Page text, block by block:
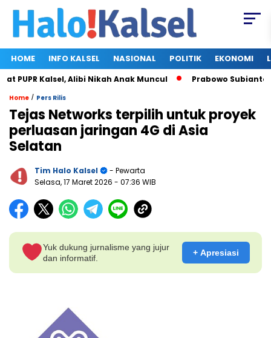
HOME INFO KALSEL NASIONAL POLITIK EKONOMI
Kalsel, Alibi Nikah Anak Muncul Prabowo Subianto
Home / Pers Rilis
Tejas Networks terpilih untuk proyek
perluasan jaringan 4G di Asia
Selatan
Tim Halo Kalsel
- Pewarta
Selasa, 17 Maret 2026 - 07:36 WIB
Yuk dukung jurnalisme yang jujur
dan informatif.
+ Apresiasi